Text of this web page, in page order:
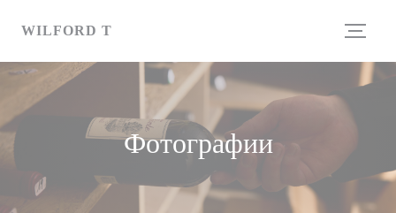
WILFORD T
Фотографии